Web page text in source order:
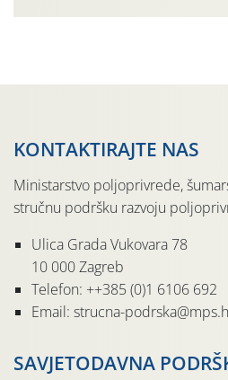
KONTAKTIRAJTE NAS
Ministarstvo poljoprivrede,
stručnu podršku razvoju
Ulica Grada Vukovara 78
10 000 Zagreb
Telefon: ++385 (0)1 6106 692
Email: strucna-
SAVJETODAVNA